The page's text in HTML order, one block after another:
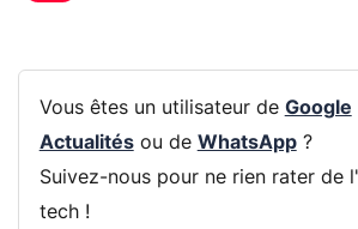
Vous êtes un utilisateur de Google
Actualitésou de WhatsApp?
Suivez-nous pour ne rien rater de
tech !